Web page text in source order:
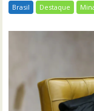
Brasil Destaque